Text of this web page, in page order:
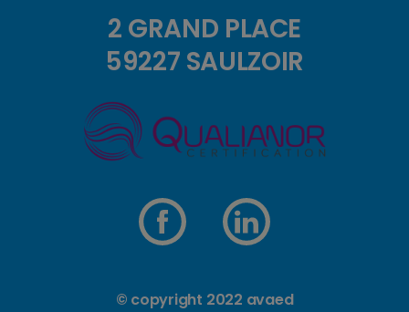
2 GRAND PLACE
59227 SAULZOIR
© copyright 2022 avaed